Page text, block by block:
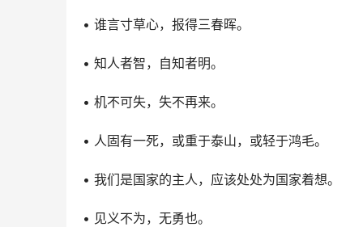
• 谁言寸草心，报得三春晖。
• 知人者智，自知者明。
• 机不可失，失不再来。
• 人固有一死，或重于泰山，或轻于鸿毛。
• 我们是国家的主人，应该处处为国家着想。
• 见义不为，无勇也。